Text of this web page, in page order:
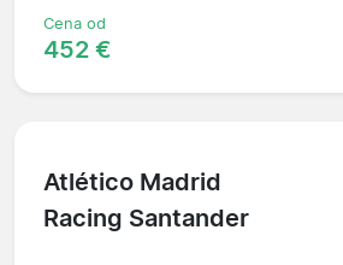
Cena od
452 €
Atlético Madrid
Racing Santander